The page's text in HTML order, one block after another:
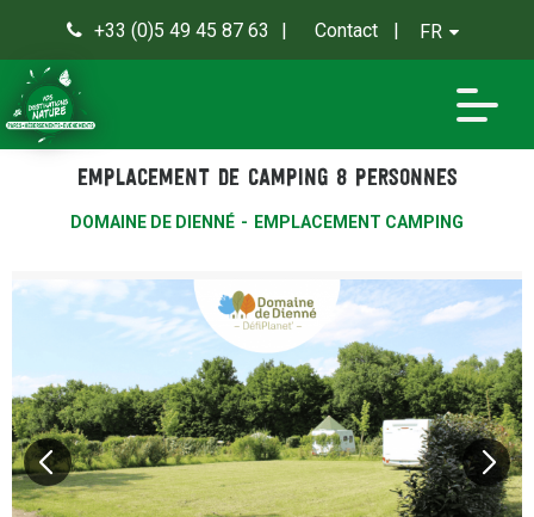
+33 (0)5 49 45 87 63 Contact FR
Emplacement de camping 8 personnes
DOMAINE DE DIENNÉ EMPLACEMENT CAMPING